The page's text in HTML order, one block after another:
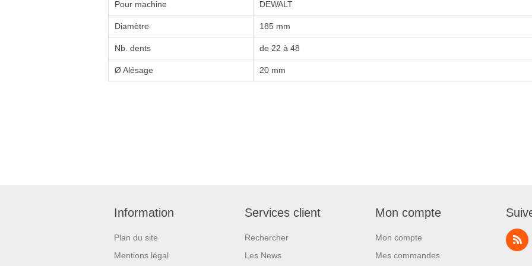
Pour machine DEWALT
Diamètre 185 mm
Nb. dents de 22 à 48
Ø Alésage 20 mm
Information
Plan du site
Mentions légal
Services client
Rechercher
Les News
Mon compte
Mon compte
Mes commandes